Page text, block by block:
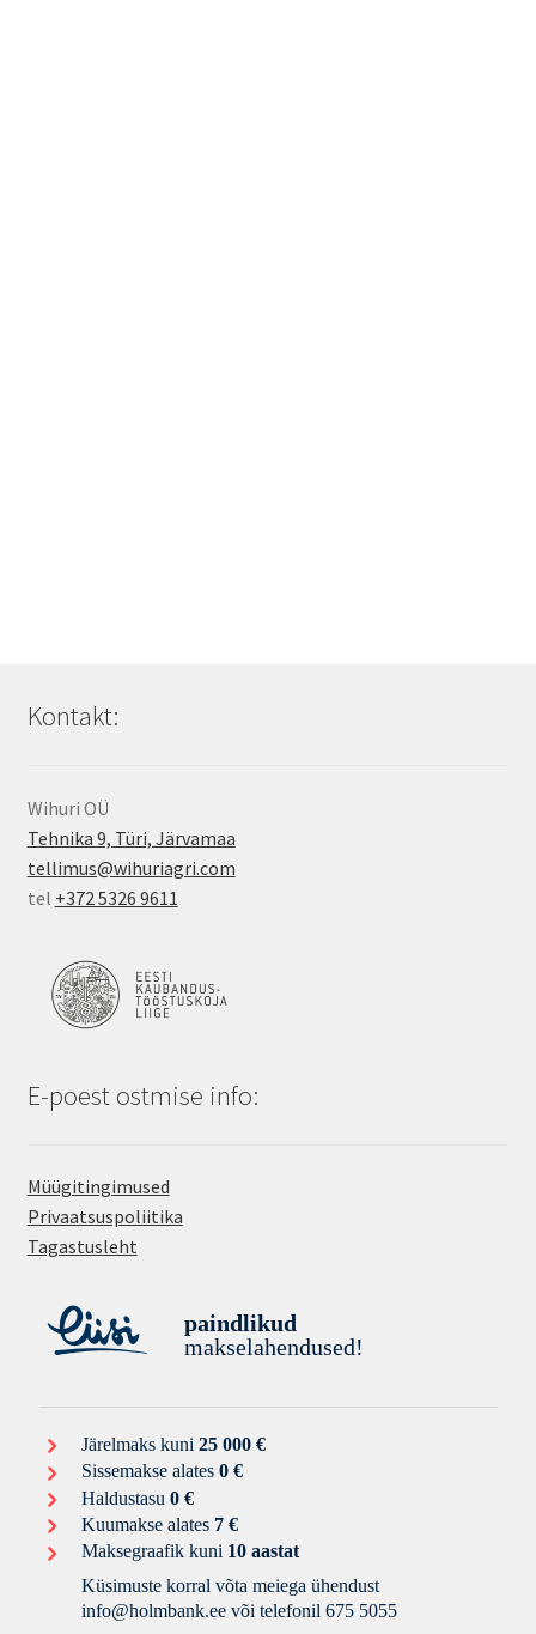
Kontakt:
Wihuri OÜ
Tehnika 9, Türi, Järvamaa
tellimus@wihuriagri.com
tel +372 5326 9611
E-poest ostmise info:
Müügitingimused
Privaatsuspoliitika
Tagastusleht